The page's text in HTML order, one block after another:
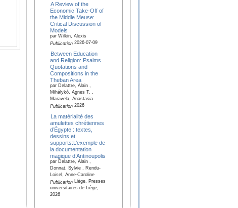
A Review of the
Economic Take-Off of
the Middle Meuse:
Critical Discussion of
Models
par Wilkin, Alexis
Publication2026-07-09
Between Education
and Religion: Psalms
Quotations and
Compositions in the
Theban Area
par Delattre, Alain ,
Mihálykó, Agnes T. ,
Maravela, Anastasia
Publication2026
La matérialité des
amulettes chrétiennes
d’Égypte : textes,
dessins et
supports:L’exemple de
la documentation
magique d’Antinoupolis
par Delattre, Alain ,
Donnat, Sylvie , Rendu-
Loisel, Anne-Caroline
PublicationLiège, Presses
universitaires de Liège,
2026